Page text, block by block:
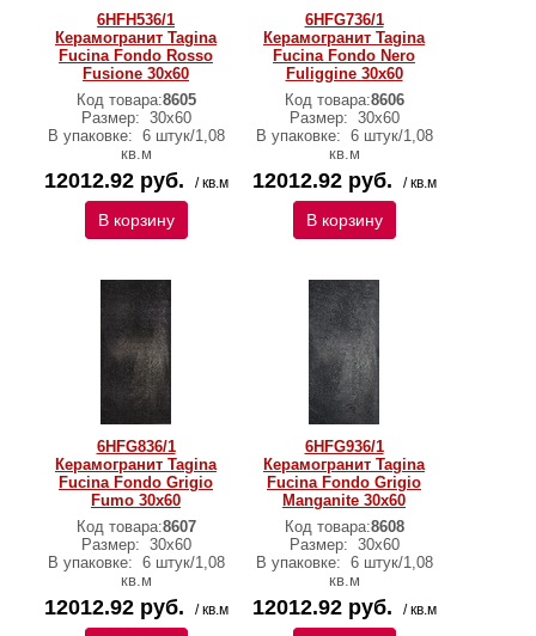
6HFH536/1
Керамогранит Tagina
Fucina Fondo Rosso
Fusione 30x60
Код товара:8605
Размер: 30x60
В упаковке: 6 штук/1,08
кв.м
12012.92 руб. / кв.м
В корзину
6HFG736/1
Керамогранит Tagina
Fucina Fondo Nero
Fuliggine 30x60
Код товара:8606
Размер: 30x60
В упаковке: 6 штук/1,08
кв.м
12012.92 руб. / кв.м
В корзину
6HFG836/1
Керамогранит Tagina
Fucina Fondo Grigio
Fumo 30x60
Код товара:8607
Размер: 30x60
В упаковке: 6 штук/1,08
кв.м
12012.92 руб. / кв.м
6HFG936/1
Керамогранит Tagina
Fucina Fondo Grigio
Manganite 30x60
Код товара:8608
Размер: 30x60
В упаковке: 6 штук/1,08
кв.м
12012.92 руб. / кв.м